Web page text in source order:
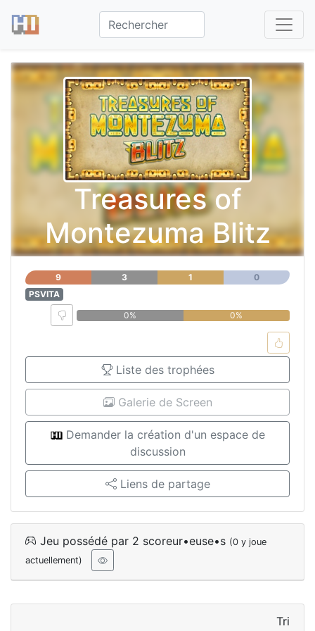
Treasures of
Montezuma Blitz
9 3 1
0
PSVITA
0%
0%
Liste des trophées
Galerie de Screen
Demander la création d'un espace de
discussion
Liens de partage
Jeu possédé par 2 scoreur•euse•s (0 y joue
actuellement)
Tri